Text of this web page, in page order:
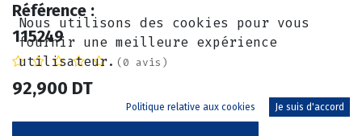
Référence :
115249
(0 avis)
92,900 DT
Nous utilisons des cookies pour vous
fournir une meilleure expérience
utilisateur.
Politique relative aux cookies Je suis d'accord